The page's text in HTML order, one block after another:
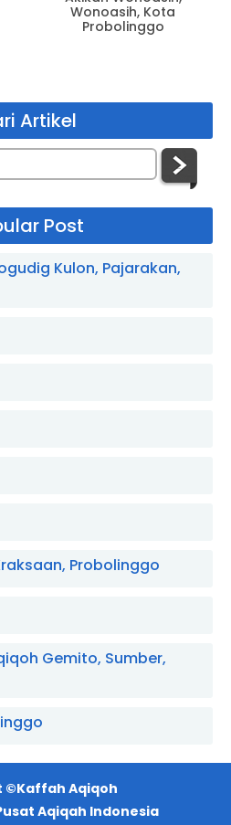
Wonoasih, Kota
Probolinggo
Artikel
Post
Kulon, Pajarakan,
Probolinggo
Gemito, Sumber,
©Kaffah Aqiqoh
Aqiqah Indonesia